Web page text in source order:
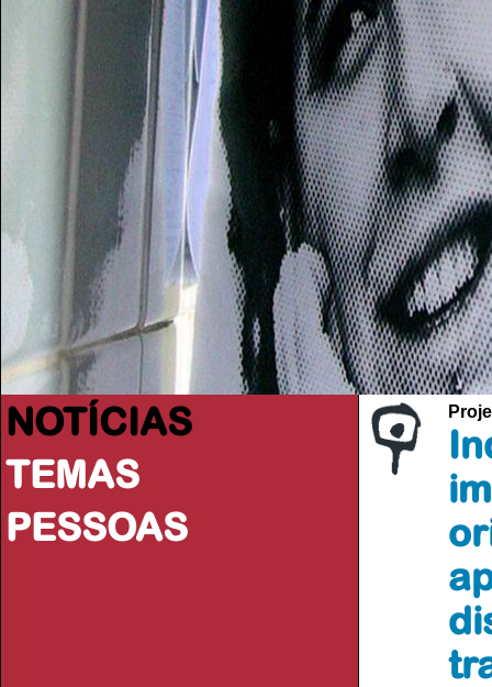
NOTÍCIAS
TEMAS
PESSOAS